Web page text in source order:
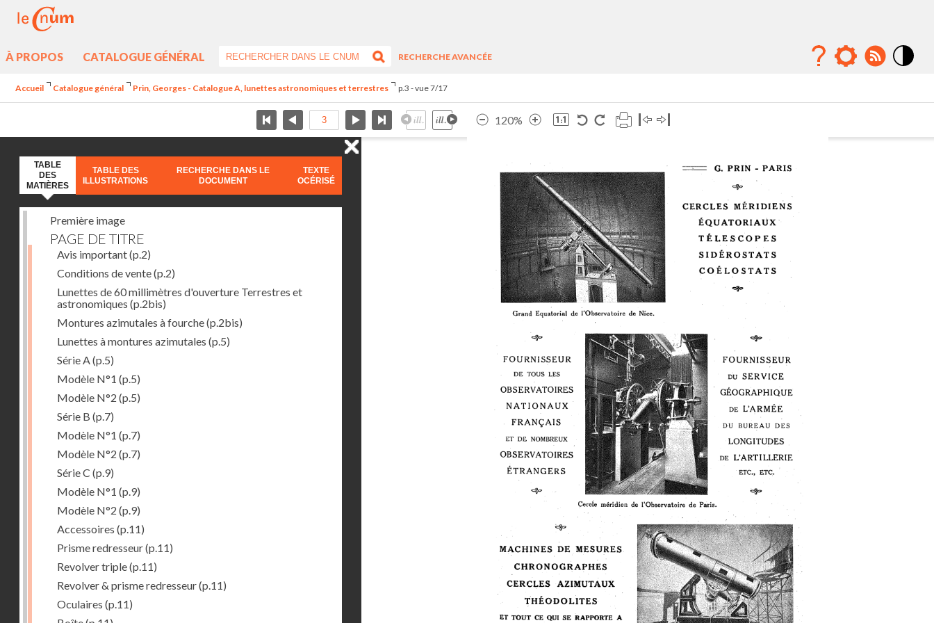
À PROPOS CATALOGUE GÉNÉRAL
RECHERCHE AVANCÉE
Accueil Catalogue général Prin, Georges - Catalogue A, lunettes astronomiques et terrestres p.3 - vue 7/17
120%
TABLE
DES
MATIÈRES
TABLE DES
ILLUSTRATIONS
RECHERCHE DANS LE
DOCUMENT
TEXTE
OCÉRISÉ
Première image
PAGE DE TITRE
Avis important(p.2)
Conditions de vente(p.2)
Lunettes de 60 millimètres d'ouverture Terrestres et
astronomiques (p.2bis)
Montures azimutales à fourche(p.2bis)
Lunettes à montures azimutales (p.5)
Série A(p.5)
Modèle N°1 (p.5)
Modèle N°2 (p.5)
Série B (p.7)
Modèle N°1 (p.7)
Modèle N°2 (p.7)
Série C (p.9)
Modèle N°1 (p.9)
Modèle N°2 (p.9)
Accessoires (p.11)
Prisme redresseur(p.11)
Revolver triple(p.11)
Revolver & prisme redresseur(p.11)
Oculaires (p.11)